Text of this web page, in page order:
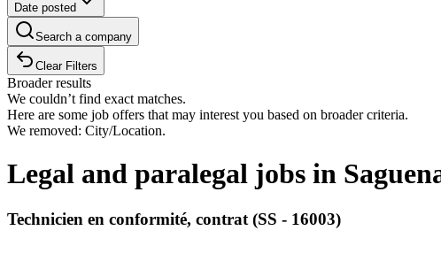
Date posted
Search a company
Clear Filters
Broader results
We couldn’t find exact matches.
Here are some job offers that may interest you based on broader criteria.
We removed: City/Location.
Legal and paralegal jobs in
Technicien en conformité, contrat (SS - 16003)